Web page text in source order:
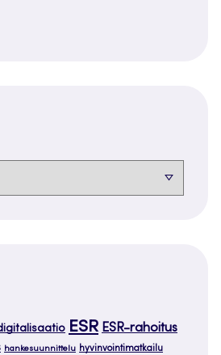
ESR ESR-rahoitus
hankesuunnittelu hyvinvointimatkailu